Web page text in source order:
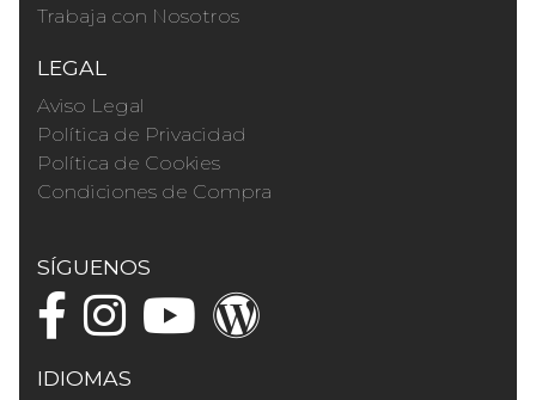
Trabaja con Nosotros
LEGAL
Aviso Legal
Política de Privacidad
Política de Cookies
Condiciones de Compra
SÍGUENOS
IDIOMAS